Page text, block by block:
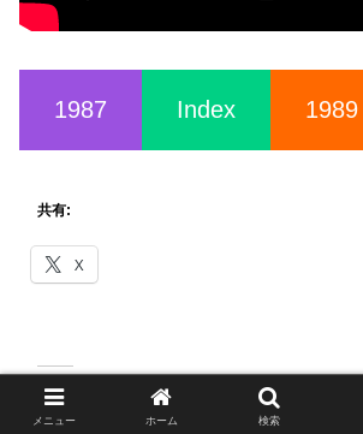
1987 Index 1989
共有:
X
関連
メニュー ホーム 検索